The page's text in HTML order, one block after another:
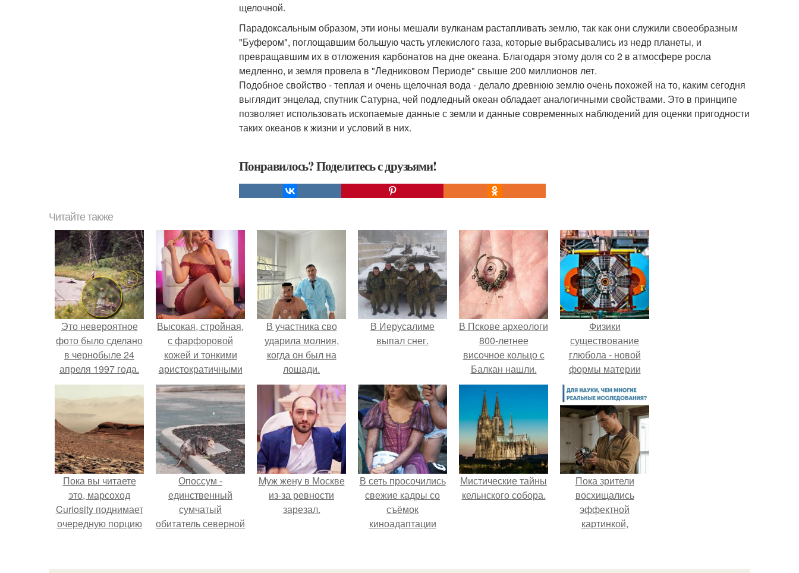
щелочной.
Парадоксальным образом, эти ионы мешали вулканам растапливать землю, так как они служили своеобразным
"Буфером", поглощавшим большую часть углекислого газа, которые выбрасывались из недр планеты, и
превращавшим их в отложения карбонатов на дне океана. Благодаря этому доля со 2 в атмосфере росла
медленно, и земля провела в "Ледниковом Периоде" свыше 200 миллионов лет.
Подобное свойство - теплая и очень щелочная вода - делало древнюю землю очень похожей на то, каким сегодня
выглядит энцелад, спутник Сатурна, чей подледный океан обладает аналогичными свойствами. Это в принципе
позволяет использовать ископаемые данные с земли и данные современных наблюдений для оценки пригодности
таких океанов к жизни и условий в них.
Понравилось? Поделитесь с друзьями!
Читайте также
Это невероятное
фото было сделано
в чернобыле 24
апреля 1997 года.
Высокая, стройная,
с фарфоровой
кожей и тонкими
аристократичными
чертами, эль
выглядит так, будто
сошла с полотна
художника.
В участника сво
ударила молния,
когда он был на
лошади.
В Иерусалиме
выпал снег.
В Пскове археологи
800-летнее
височное кольцо с
Балкан нашли.
Физики
существование
глюбола - новой
формы материи
Пока вы читаете
это, марсоход
Curiosity поднимает
очередную порцию
Опоссум -
единственный
сумчатый
обитатель северной
Mуж жену в Москве
из-за ревности
зарезал.
В сеть просочились
свежие кадры со
съёмок
киноадаптации
моментально
Мистические тайны
кельнского собора.
Пока зрители
восхищались
эффектной
картинкой,
построили одну из